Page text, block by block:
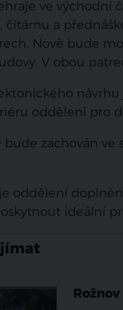
ve východní
čítárnu a
Nově bude
V obou
oddělení pro
bude zachován
oddělení
ideální